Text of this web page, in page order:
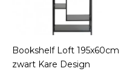
Bookshelf Loft 195x60cm
zwart Kare Design